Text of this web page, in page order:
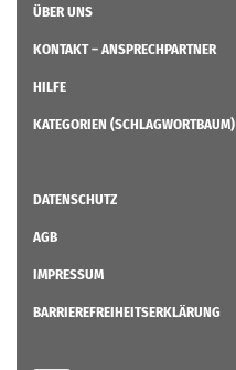
ÜBER UNS
KONTAKT – ANSPRECHPARTNER
HILFE
KATEGORIEN (SCHLAGWORTBAUM)
DATENSCHUTZ
AGB
IMPRESSUM
BARRIEREFREIHEITSERKLÄRUNG